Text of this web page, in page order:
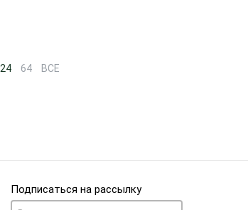
24 64 ВСЕ
Подписаться на рассылку